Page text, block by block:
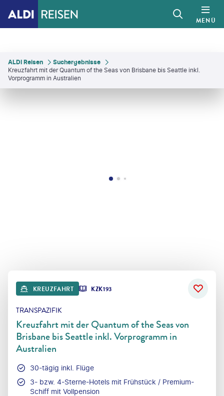
MENÜ
ALDI Reisen
Suchergebnisse
Kreuzfahrt mit der Quantum of the Seas von Brisbane bis Seattle inkl.
Vorprogramm in Australien
KREUZFAHRT KZK193
TRANSPAZIFIK
Kreuzfahrt mit der Quantum of the Seas von
Brisbane bis Seattle inkl. Vorprogramm in
Australien
30-tägig inkl. Flüge
3- bzw. 4-Sterne-Hotels mit Frühstück / ​Premium-
Schiff mit Vollpension